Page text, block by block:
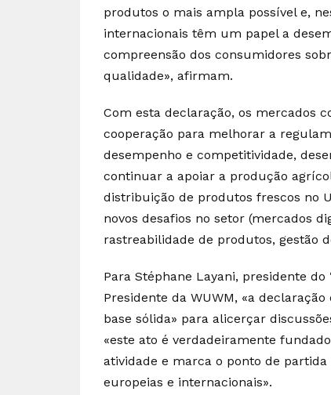
produtos o mais ampla possível e,
internacionais têm um papel a
compreensão dos consumidores
qualidade», afirmam.
Com esta declaração, os mercados
cooperação para melhorar a
desempenho e competitividade,
continuar a apoiar a produção
distribuição de produtos frescos no
novos desafios no setor (mercados
rastreabilidade de produtos, gestão
Para Stéphane Layani, presidente
Presidente da WUWM, «a
base sólida» para alicerçar
«este ato é verdadeiramente
atividade e marca o ponto de
europeias e internacionais».